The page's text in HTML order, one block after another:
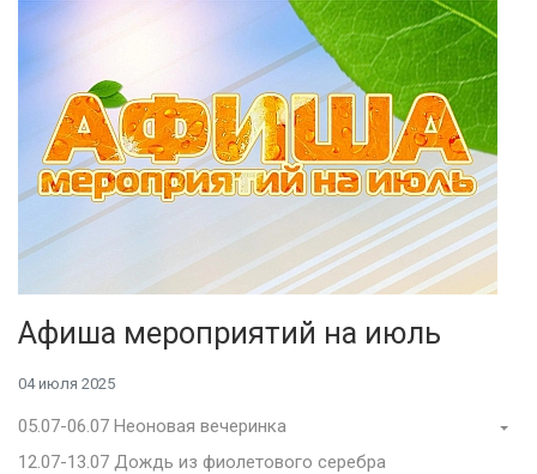
Афиша мероприятий на июль
04 июля 2025
05.07-06.07 Неоновая вечеринка
12.07-13.07 Дождь из фиолетового серебра